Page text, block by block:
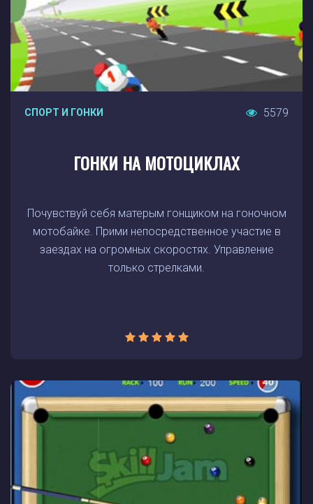
СПОРТ И ГОНКИ 5579
ГОНКИ НА МОТОЦИКЛАХ
Почувствуй себя матерым гонщиком на гоночном
мотобайке. Прими непосредственное участие в
заездах на огромных скоростях. Управление
только стрелками.